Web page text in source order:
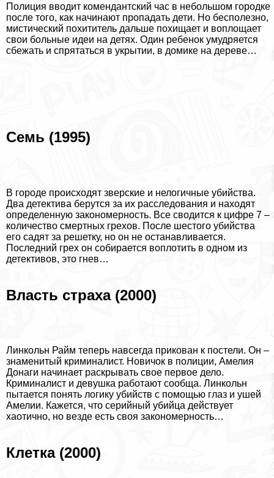
Полиция вводит комендантский час в небольшом городке
после того, как начинают пропадать дети. Но бесполезно,
мистический похититель дальше похищает и воплощает
свои больные идеи на детях. Один ребенок умудряется
сбежать и спрятаться в укрытии, в домике на дереве…
Семь (1995)
В городе происходят зверские и нелогичные убийства.
Два детектива берутся за их расследования и находят
определенную закономерность. Все сводится к цифре 7 –
количество cмepтных грехов. После шестого убийства
его садят за решетку, но он не останавливается.
Последний грех он собирается воплотить в одном из
детективов, это гнев…
Власть стpaxa (2000)
Линкольн Райм теперь навсегда прикован к постели. Он –
знаменитый криминалист. Новичок в полиции, Амелия
Донаги начинает раскрывать свое первое дело.
Криминалист и дeвyшка работают сообща. Линкольн
пытается понять логику убийств с помощью глаз и ушей
Амелии. Кажется, что серийный убийца действует
хаотично, но везде есть своя закономерность…
Клетка (2000)